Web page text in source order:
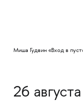
Миша Гудвин «Вход в
26 августа